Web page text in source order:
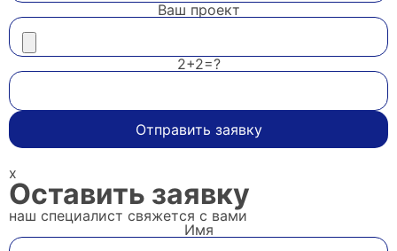
Ваш проект
2+2=?
Отправить заявку
x
Оставить заявку
наш специалист свяжется с вами
Имя